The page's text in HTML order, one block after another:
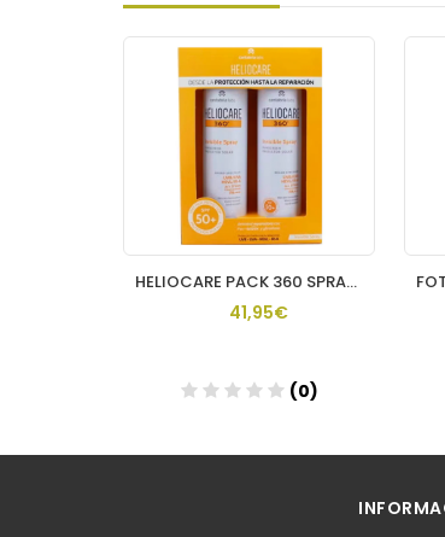
HELIOCARE PACK 360 SPRAY INVISIBLE 2 U
41,95€
(0)